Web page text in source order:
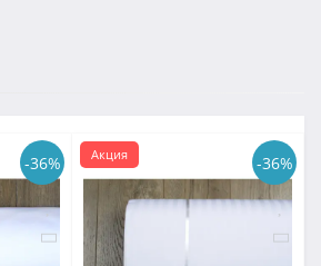
-36% -36%
Акция